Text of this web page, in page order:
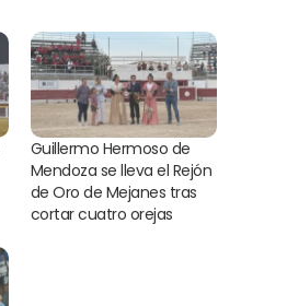
Guillermo Hermoso de
Mendoza se lleva el Rejón
de Oro de Mejanes tras
cortar cuatro orejas